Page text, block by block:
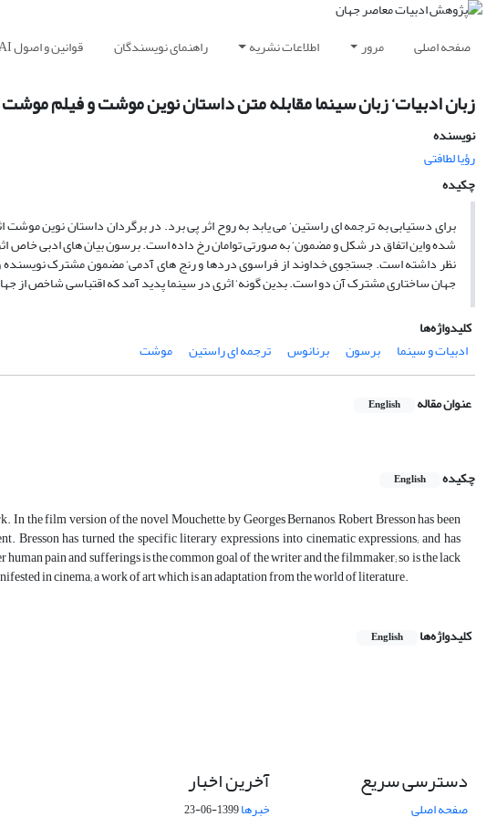
صفحه اصلی مرور اطلاعات نشریه راهنمای نویسندگان قوانین و اصول AI
زبان ادبیات‘ زبان سینما مقابله متن داستان نوین موشت و فیلم موشت
نویسنده
رؤیا لطافتی
چکیده
برای دستیابی به ترجمه ای راستین‘ می یابد به روح اثر پی برد. در برگردان داستان نوین
شده واین اتفاق در شکل و مضمون‘ به صورتی توامان رخ داده است. برسون بیان های ادبی خاص اثر
نظر داشته است. جستجوی خداوند از فراسوی دردها و رنج های آدمی‘ مضمون مشترک
جهان ساختاری مشترک آن دو است. بدین گونه‘ اثری در سینما پدید آمد که اقتباسی شاخص از
کلیدواژه‌ها
ادبیات و سینما
برسون برنانوس ترجمه ای راستین موشت
عنوان مقاله English
چکیده English
the film version of the novel Mouchette, by Georges Bernanos, Robert Bresson has been
has turned the specific literary expressions into cinematic expressions; and has
pain and sufferings is the common goal of the writer and the filmmaker; so is the lack
in cinema; a work of art which is an adaptation from the world of literature.
کلیدواژه‌ها English
دسترسی سریع
صفحه اصلی
آخرین اخبار
خبرها1399-06-23